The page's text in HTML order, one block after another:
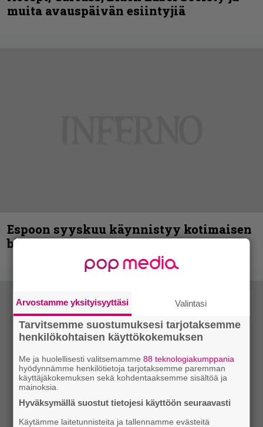
muita avauspäivän esiintyjiä
Espoon syyskuu käynnistyy kotimaisen
black metalin merkeissä
Arvostamme yksityisyyttäsi Valintasi
Tarvitsemme suostumuksesi tarjotaksemme
henkilökohtaisen käyttökokemuksen
Me ja huolellisesti valitsemamme88 teknologiakumppania
hyödynnämme henkilötietoja tarjotaksemme paremman
käyttäjäkokemuksen sekä kohdentaaksemme sisältöä ja
mainoksia.
Hyväksymällä suostut tietojesi käyttöön seuraavasti
Käytämme laitetunnisteita ja tallennamme evästeitä